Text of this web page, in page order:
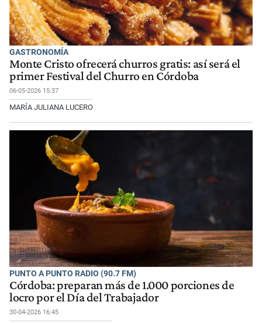
GASTRONOMÍA
Monte Cristo ofrecerá churros gratis: así será el
primer Festival del Churro en Córdoba
06-05-2026 15:37
MARÍA JULIANA LUCERO
PUNTO A PUNTO RADIO (90.7 FM)
Córdoba: preparan más de 1.000 porciones de
locro por el Día del Trabajador
30-04-2026 16:45